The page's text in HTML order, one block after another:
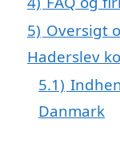
5) Oversigt
Haderslev
5.1)
Danmark